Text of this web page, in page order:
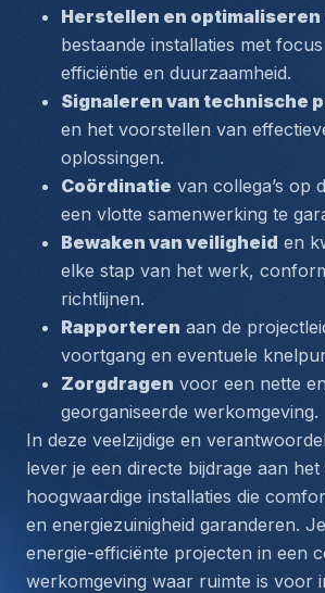
Herstellen en optimaliseren
bestaande installaties met
efficiëntie en duurzaamheid.
Signaleren van technische
en het voorstellen van
oplossingen.
Coördinatie van collega’s op
een vlotte samenwerking te
Bewaken van veiligheid en
elke stap van het werk,
richtlijnen.
Rapporteren aan de
voortgang en eventuele
Zorgdragen voor een nette en
georganiseerde werkomgeving.
In deze veelzijdige en
lever je een directe bijdrage aan
hoogwaardige installaties die
en energiezuinigheid garanderen.
energie-efficiënte projecten in een
werkomgeving waar ruimte is voor